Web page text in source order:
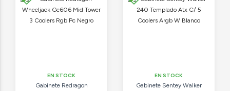
EN STOCK
Gabinete Redragon
EN STOCK
Gabinete Sentey Walker